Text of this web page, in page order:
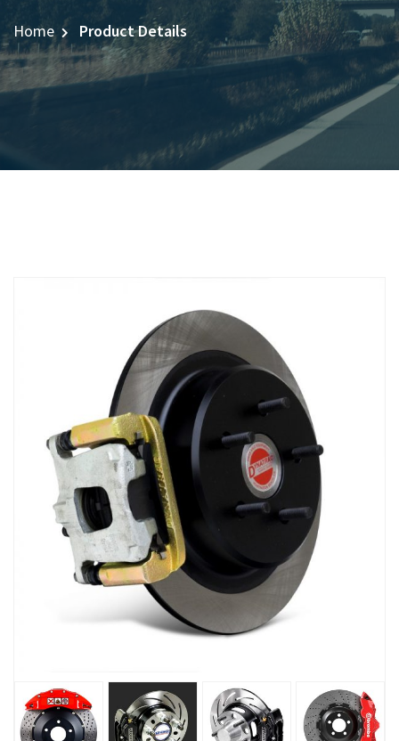
Home Product Details